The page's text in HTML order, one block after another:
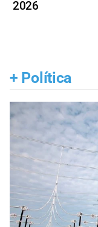
2026
+ Política